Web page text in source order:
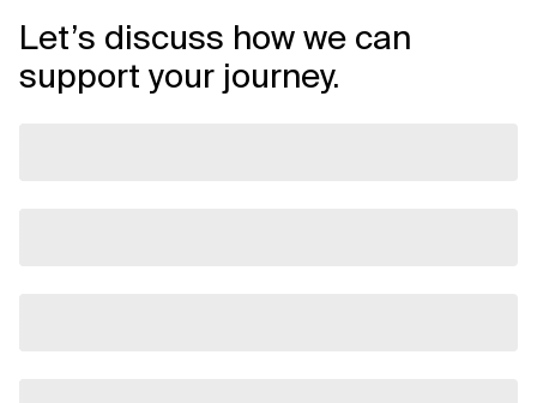
Let’s discuss how we can
support your journey.